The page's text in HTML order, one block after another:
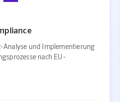
Analyse und Implementierung
nach EU-